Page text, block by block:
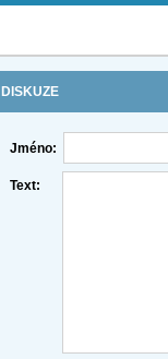
DISKUZE
Jméno:
Text: